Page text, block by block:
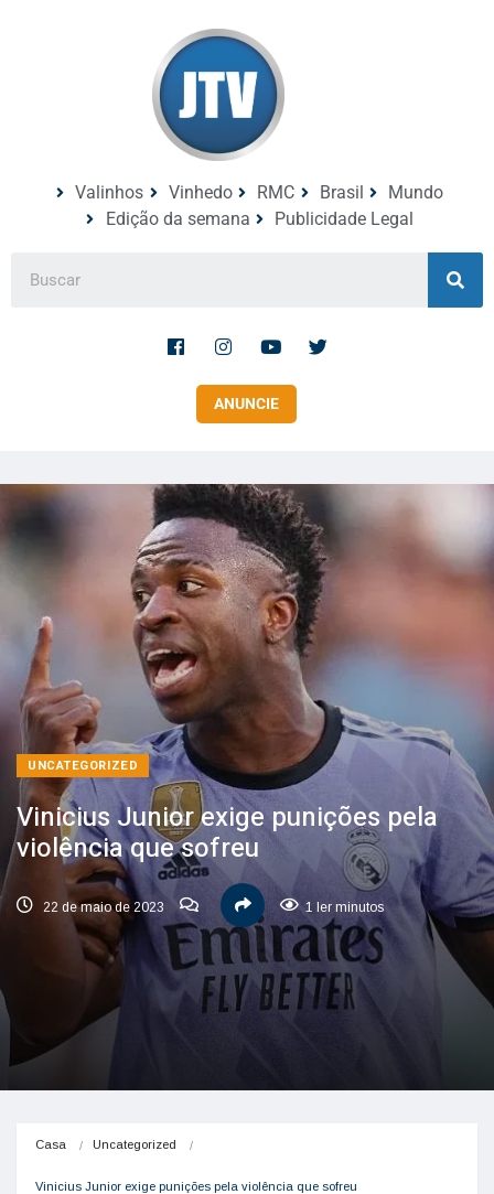
Valinhos Vinhedo RMC Brasil
Mundo
Edição da semana
Publicidade Legal
ANUNCIE
UNCATEGORIZED
Vinicius Junior exige punições pela
violência que sofreu
22 de maio de 2023 1 ler minutos
Casa Uncategorized
Vinicius Junior exige punições pela violência que sofreu